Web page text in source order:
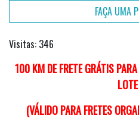
FAÇA UMA
Visitas: 346
100 KM DE FRETE GRÁTIS
LOTE
(VÁLIDO PARA FRETES